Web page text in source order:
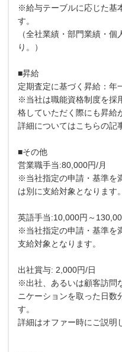
※給与テーブルに応じた基
す。
（全社業績・部門業績・
り。）
■昇給
定期査定に基づく昇給：年
※当社は職能資格制度を採
格していただく際にも昇給
詳細についてはこちらの記
■その他
営業職手当:80,000円/月
※当社指定の申請・基準を
は別に支給対象となります。
英語手当:10,000円～
※当社指定の申請・基準を
支給対象となります。
出社賞与: 2,000円/日
※出社、あるいは顧客訪問
ニケーションを取った日数
す。
詳細はオファー時にご説明